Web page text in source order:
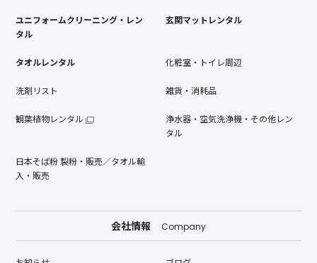
ユニフォームクリーニング・レン
タル
玄関マットレンタル
タオルレンタル 化粧室・トイレ周辺
洗剤リスト 雑貨・消耗品
観葉植物レンタル
浄水器・空気洗浄機・その他レン
タル
日本そば粉 製粉・販売／タオル輸
入・販売
会社情報 Company